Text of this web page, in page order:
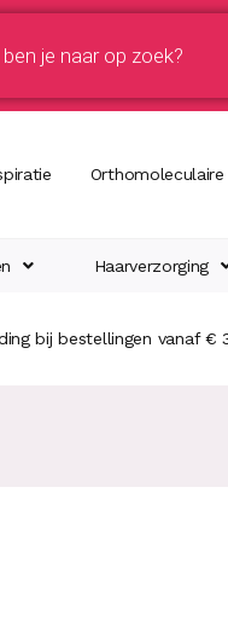
Haarverzorging
bij bestellingen vanaf €